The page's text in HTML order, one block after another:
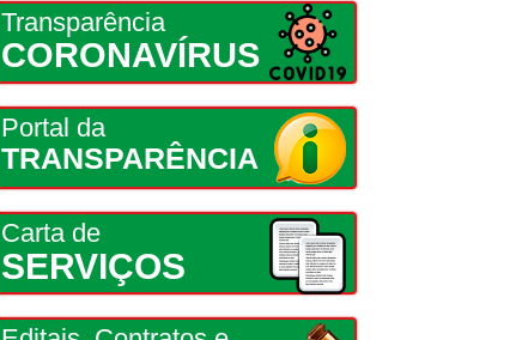
Transparência
CORONAVÍRUS
Portal da
TRANSPARÊNCIA
Carta de
SERVIÇOS